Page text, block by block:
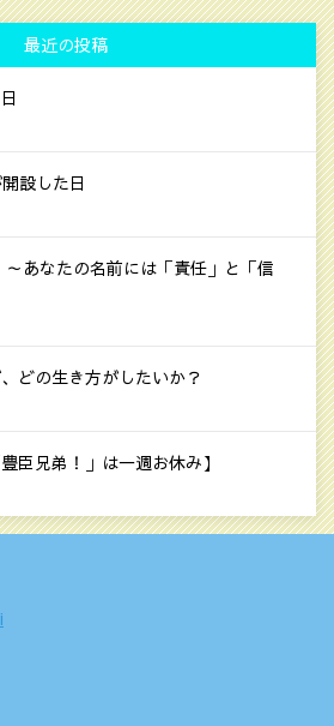
最近の投稿
設した日
あなたの名前には「責任」と「信
どの生き方がしたいか？
臣兄弟！」は一週お休み】